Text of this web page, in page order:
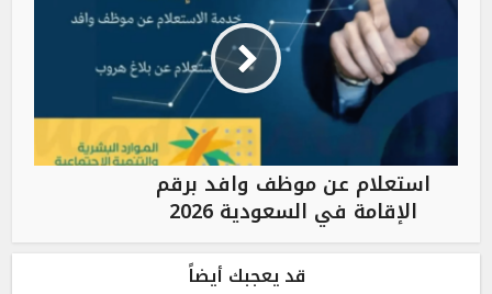
استعلام عن موظف وافد برقم
الإقامة في السعودية 2026
قد يعجبك أيضاً